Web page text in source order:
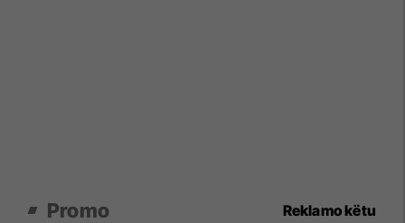
Promo Reklamo këtu